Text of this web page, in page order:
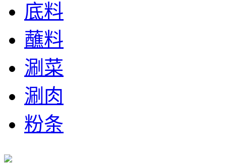
底料
蘸料
涮菜
涮肉
粉条